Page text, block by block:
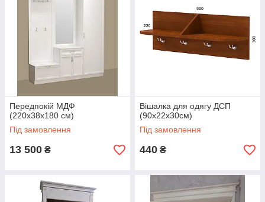
Передпокій МДФ
(220х38х180 см)
Під замовлення
13 500 ₴
Вішалка для одягу ДСП
(90х22х30см)
Під замовлення
440 ₴